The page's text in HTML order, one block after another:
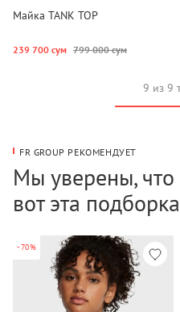
Майка TANK TOP
239 700 сум 799 000 сум
9 из 9
FR GROUP РЕКОМЕНДУЕТ
Мы уверены, что
вот эта подборка
-70%